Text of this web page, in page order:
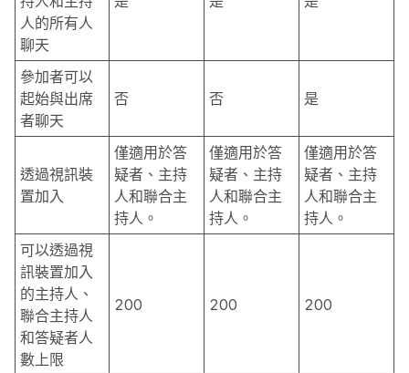
人的所有人
聊天
參加者可以
起始與出席
者聊天
否 否 是
透過視訊裝
置加入
僅適用於答
疑者、主持
人和聯合主
持人。
僅適用於答
疑者、主持
人和聯合主
持人。
僅適用於答
疑者、主持
人和聯合主
持人。
可以透過視
訊裝置加入
的主持人、
聯合主持人
和答疑者人
數上限
200 200 200